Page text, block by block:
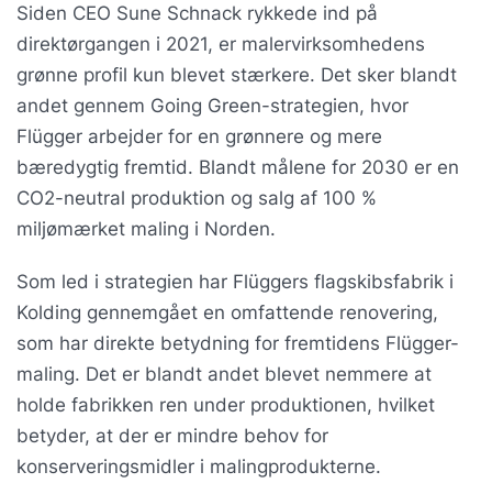
Siden CEO Sune Schnack rykkede ind på
direktørgangen i 2021, er malervirksomhedens
grønne profil kun blevet stærkere. Det sker blandt
andet gennem Going Green-strategien, hvor
Flügger arbejder for en grønnere og mere
bæredygtig fremtid. Blandt målene for 2030 er en
CO2-neutral produktion og salg af 100 %
miljømærket maling i Norden.
Som led i strategien har Flüggers flagskibsfabrik i
Kolding gennemgået en omfattende renovering,
som har direkte betydning for fremtidens Flügger-
maling. Det er blandt andet blevet nemmere at
holde fabrikken ren under produktionen, hvilket
betyder, at der er mindre behov for
konserveringsmidler i malingprodukterne.